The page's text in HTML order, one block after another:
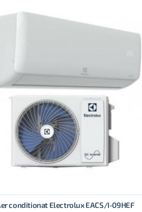
conditionat Electrolux EACS/I-09HEF